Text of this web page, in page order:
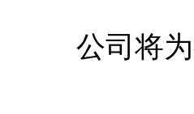
公司将